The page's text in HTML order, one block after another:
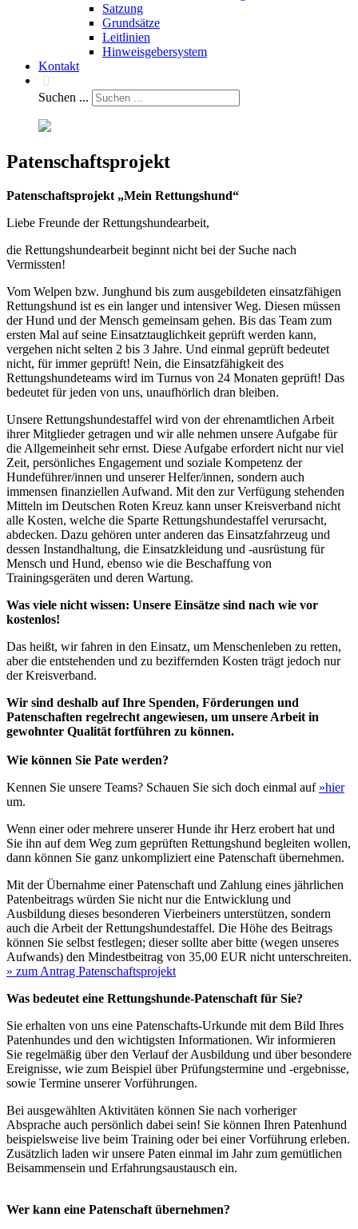
Satzung
Grundsätze
Leitlinien
Hinweisgebersystem
Kontakt
Suchen ...
Patenschaftsprojekt
Patenschaftsprojekt „Mein Rettungshund“
Liebe Freunde der Rettungshundearbeit,
die Rettungshundearbeit beginnt nicht bei der Suche nach
Vermissten!
Vom Welpen bzw. Junghund bis zum ausgebildeten einsatzfähigen
Rettungshund ist es ein langer und intensiver Weg. Diesen müssen
der Hund und der Mensch gemeinsam gehen. Bis das Team zum
ersten Mal auf seine Einsatztauglichkeit geprüft werden kann,
vergehen nicht selten 2 bis 3 Jahre. Und einmal geprüft bedeutet
nicht, für immer geprüft! Nein, die Einsatzfähigkeit des
Rettungshundeteams wird im Turnus von 24 Monaten geprüft! Das
bedeutet für jeden von uns, unaufhörlich dran bleiben.
Unsere Rettungshundestaffel wird von der ehrenamtlichen Arbeit
ihrer Mitglieder getragen und wir alle nehmen unsere Aufgabe für
die Allgemeinheit sehr ernst. Diese Aufgabe erfordert nicht nur viel
Zeit, persönliches Engagement und soziale Kompetenz der
Hundeführer/innen und unserer Helfer/innen, sondern auch
immensen finanziellen Aufwand. Mit den zur Verfügung stehenden
Mitteln im Deutschen Roten Kreuz kann unser Kreisverband nicht
alle Kosten, welche die Sparte Rettungshundestaffel verursacht,
abdecken. Dazu gehören unter anderen das Einsatzfahrzeug und
dessen Instandhaltung, die Einsatzkleidung und -ausrüstung für
Mensch und Hund, ebenso wie die Beschaffung von
Trainingsgeräten und deren Wartung.
Was viele nicht wissen: Unsere Einsätze sind nach wie vor
kostenlos!
Das heißt, wir fahren in den Einsatz, um Menschenleben zu retten,
aber die entstehenden und zu beziffernden Kosten trägt jedoch nur
der Kreisverband.
Wir sind deshalb auf Ihre Spenden, Förderungen und
Patenschaften regelrecht angewiesen, um unsere Arbeit in
gewohnter Qualität fortführen zu können.
Wie können Sie Pate werden?
Kennen Sie unsere Teams? Schauen Sie sich doch einmal auf »hier
um.
Wenn einer oder mehrere unserer Hunde ihr Herz erobert hat und
Sie ihn auf dem Weg zum geprüften Rettungshund begleiten wollen,
dann können Sie ganz unkompliziert eine Patenschaft übernehmen.
Mit der Übernahme einer Patenschaft und Zahlung eines jährlichen
Patenbeitrags würden Sie nicht nur die Entwicklung und
Ausbildung dieses besonderen Vierbeiners unterstützen, sondern
auch die Arbeit der Rettungshundestaffel. Die Höhe des Beitrags
können Sie selbst festlegen; dieser sollte aber bitte (wegen unseres
Aufwands) den Mindestbeitrag von 35,00 EUR nicht unterschreiten.
» zum Antrag Patenschaftsprojekt
Was bedeutet eine Rettungshunde-Patenschaft für Sie?
Sie erhalten von uns eine Patenschafts-Urkunde mit dem Bild Ihres
Patenhundes und den wichtigsten Informationen. Wir informieren
Sie regelmäßig über den Verlauf der Ausbildung und über besondere
Ereignisse, wie zum Beispiel über Prüfungstermine und -ergebnisse,
sowie Termine unserer Vorführungen.
Bei ausgewählten Aktivitäten können Sie nach vorheriger
Absprache auch persönlich dabei sein! Sie können Ihren Patenhund
beispielsweise live beim Training oder bei einer Vorführung erleben.
Zusätzlich laden wir unsere Paten einmal im Jahr zum gemütlichen
Beisammensein und Erfahrungsaustausch ein.
Wer kann eine Patenschaft übernehmen?